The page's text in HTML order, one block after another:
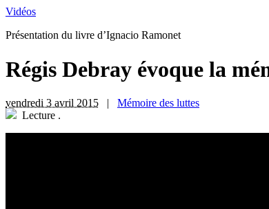
Vidéos
Présentation du livre d’Ignacio Ramonet
Régis Debray évoque la
vendredi 3 avril 2015 | Mémoire des luttes
Lecture .